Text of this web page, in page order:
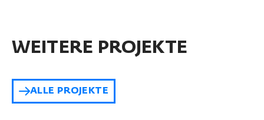
WEITERE PROJEKTE
ALLE PROJEKTE